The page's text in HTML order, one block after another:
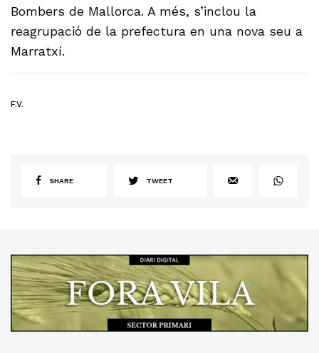
Bombers de Mallorca. A més, s’inclou la
reagrupació de la prefectura en una nova seu a
Marratxí.
F.V.
SHARE TWEET